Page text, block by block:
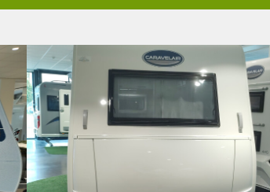
en verduistering)
winter te gebruiken)